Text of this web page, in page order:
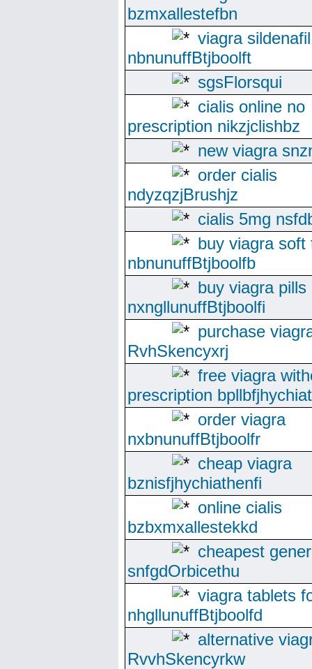
bzmxallestefbn
viagra sildenafil
nbnunuffBtjboolft
sgsFlorsqui
cialis online no
prescription nikzjclishbz
new viagra
order cialis
ndyzqzjBrushjz
cialis 5mg
buy viagra soft
nbnunuffBtjboolfb
buy viagra pills
nxngllunuffBtjboolfi
purchase
RvhSkencyxrj
free viagra
prescription
order viagra
nxbnunuffBtjboolfr
cheap viagra
bznisfjhychiathenfi
online cialis
bzbxmxallestekkd
cheapest
snfgdOrbicethu
viagra tablets
nhgllunuffBtjboolfd
alternative
RvvhSkencyrkw